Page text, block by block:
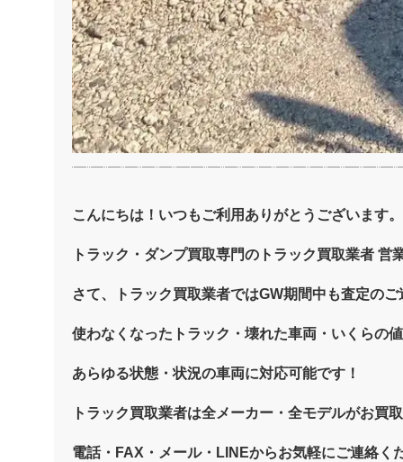
こんにちは！いつもご利用ありがとうございます。
トラック・ダンプ買取専門のトラック買取業者 営
さて、トラック買取業者ではGW期間中も査定の
使わなくなったトラック・壊れた車両・いくらの
あらゆる状態・状況の車両に対応可能です！
トラック買取業者は全メーカー・全モデルがお買
電話・FAX・メール・LINEからお気軽にご連絡く